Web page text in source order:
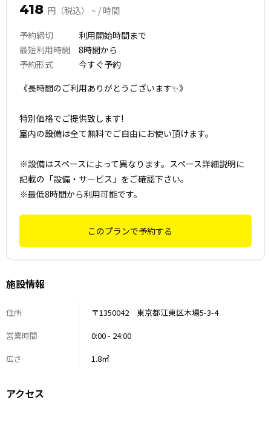
418 円（税込） ~ / 時間
予約締切 利用開始時間まで
最短利用時間 8時間から
予約形式 今すぐ予約
《長時間のご利用ありがとうございます✨》
特別価格でご提供致します!
室内の設備は全て無料でご自由にお使い頂けます。
※設備はスペースによって異なります。スペース詳細説明に
記載の「設備・サービス」をご確認下さい。
※最低8時間から利用可能です。
このプランで予約する
施設情報
住所
〒1350042 東京都江東区木場5-3-4
営業時間
0:00 - 24:00
広さ
1.8㎡
アクセス